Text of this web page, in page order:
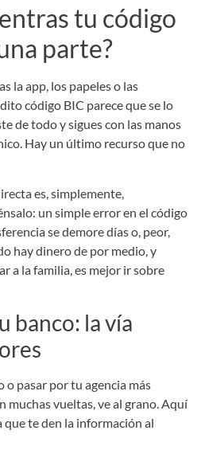
tu código
parte?
la app, los papeles o las
código BIC parece que se lo
de todo y sigues con las manos
Hay un último recurso que no
es, simplemente,
un simple error en el código
se demore días o, peor,
hay dinero de por medio, y
a la familia, es mejor ir sobre
banco: la vía
pasar por tu agencia más
muchas vueltas, ve al grano. Aquí
que te den la información al